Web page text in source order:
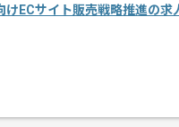
2024/05/01
頻度は習熟度や状況に応じて
けECサイト販売戦略推進の求